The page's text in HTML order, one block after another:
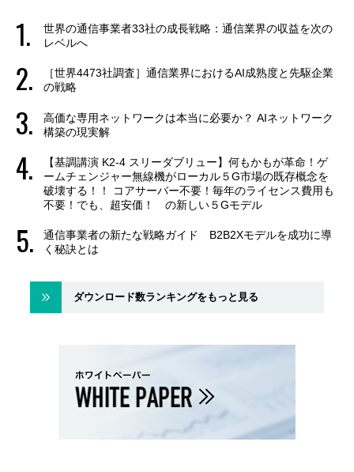
世界の通信事業者33社の成長戦略：通信業界の収益を次の
レベルへ
［世界4473社調査］通信業界におけるAI成熟度と先駆企業
の戦略
高価な専用ネットワークは本当に必要か？ AIネットワーク
構築の現実解
【基調講演 K2-4 スリーダブリュー】何もかもが革命！ゲ
ームチェンジャー無線機がローカル５G市場の既存概念を
破壊する！！ コアサーバー不要！毎年のライセンス費用も
不要！でも、超安価！ の新しい５Gモデル
通信事業者の新たな戦略ガイド B2B2Xモデルを成功に導
く秘訣とは
ダウンロード数ランキングをもっと見る